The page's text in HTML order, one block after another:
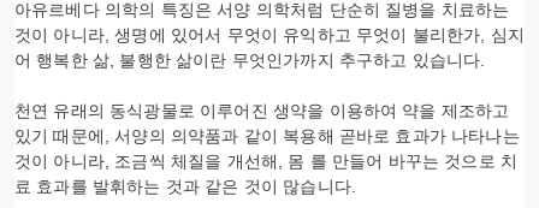
아유르베다 의학의 특징은 서양 의학처럼 단순히 질병을 치료하는
것이 아니라, 생명에 있어서 무엇이 유익하고 무엇이 불리한가, 심지
어 행복한 삶, 불행한 삶이란 무엇인가까지 추구하고 있습니다.
천연 유래의 동식광물로 이루어진 생약을 이용하여 약을 제조하고
있기 때문에, 서양의 의약품과 같이 복용해 곧바로 효과가 나타나는
것이 아니라, 조금씩 체질을 개선해, 몸 를 만들어 바꾸는 것으로 치
료 효과를 발휘하는 것과 같은 것이 많습니다.